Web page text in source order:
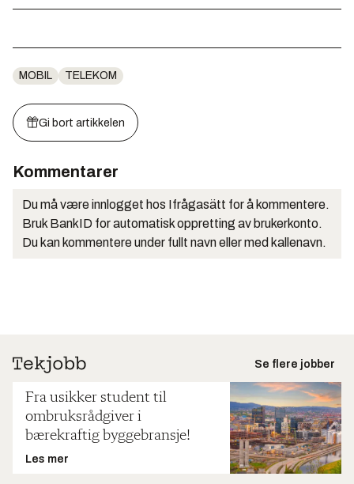
MOBIL TELEKOM
Gi bort artikkelen
Kommentarer
Du må være innlogget hos Ifrågasätt for å kommentere.
Bruk BankID for automatisk oppretting av brukerkonto.
Du kan kommentere under fullt navn eller med kallenavn.
Se flere jobber
Fra usikker student til
ombruksrådgiver i
bærekraftig byggebransje!
Les mer